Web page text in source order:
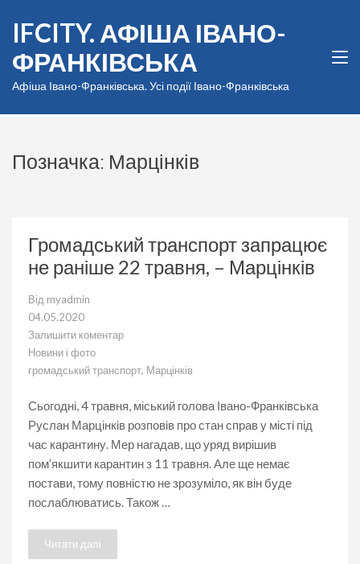
вмісту
(натисніть
Enter)
IFCITY. АФІША ІВАНО-
ФРАНКІВСЬКА
Афіша Івано-Франківська. Усі події Івано-Франківська
Позначка: Марцінків
Громадський транспорт запрацює
не раніше 22 травня, – Марцінків
Від myadmin
04.05.2020
Залишити коментар
до
Громадський
транспорт
не
22
травня,
Марцінків
Новини і фото
громадський транспорт, Марцінків
Сьогодні, 4 травня, міський голова Івано-Франківська
Руслан Марцінків розповів про стан справ у місті під
час карантину. Мер нагадав, що уряд вирішив
пом’якшити карантин з 11 травня. Але ще немає
постави, тому повністю не зрозуміло, як він буде
послаблюватись. Також …
Читати далі